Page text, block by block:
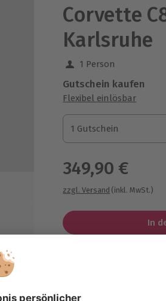
Corvette
Karlsruhe
1 Person
Gutschein kaufen
Flexibel einlösbar
1 Gutschein
1 Gutschein
1 Gutschein
349,90 €
zzgl. Versand (inkl. MwSt.)
In
Immer das
Große Auswahl,